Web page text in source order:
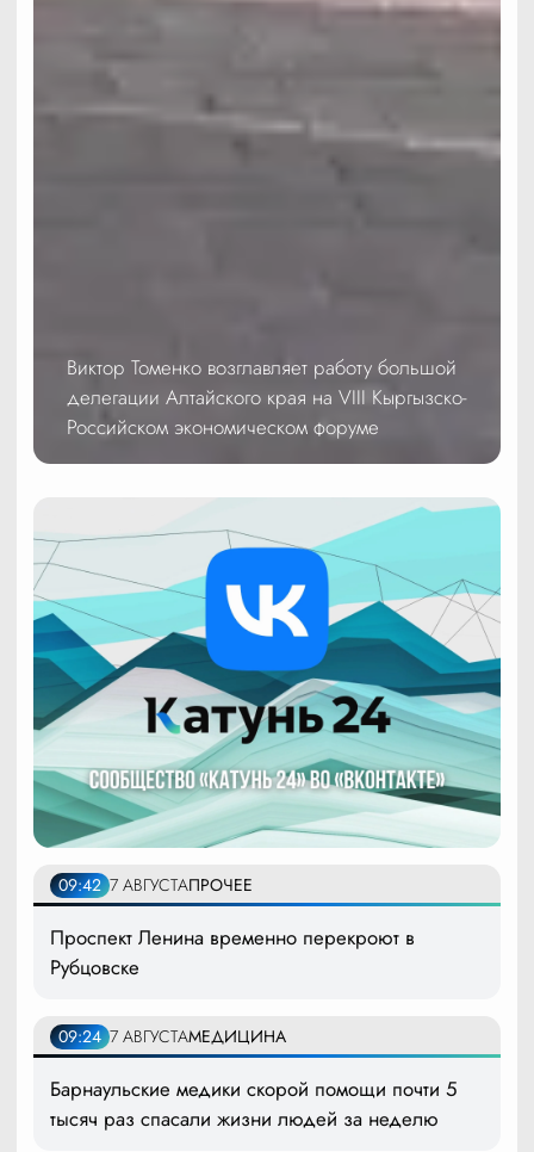
Виктор Томенко возглавляет работу большой
делегации Алтайского края на VIII Кыргызско-
Российском экономическом форуме
09:42 7 АВГУСТАПРОЧЕЕ
Проспект Ленина временно перекроют в
Рубцовске
09:24 7 АВГУСТАМЕДИЦИНА
Барнаульские медики скорой помощи почти 5
тысяч раз спасали жизни людей за неделю